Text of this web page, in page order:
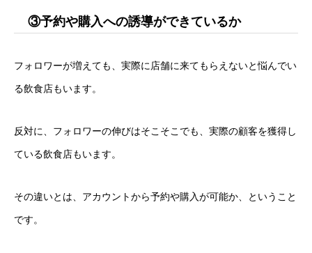
③予約や購入への誘導ができているか
フォロワーが増えても、実際に店舗に来てもらえないと悩んでい
る飲食店もいます。
反対に、フォロワーの伸びはそこそこでも、実際の顧客を獲得し
ている飲食店もいます。
その違いとは、アカウントから予約や購入が可能か、ということ
です。